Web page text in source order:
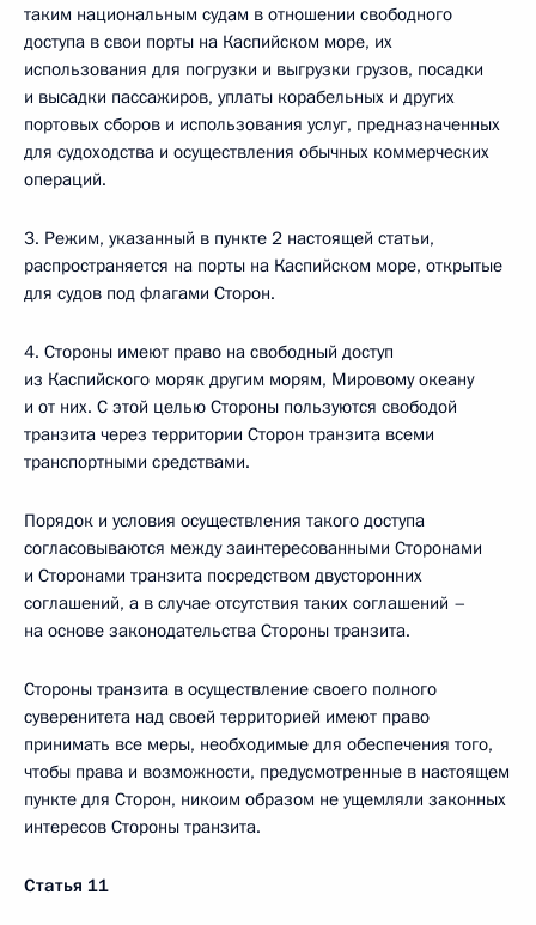
таким национальным судам в отношении свободного
доступа в свои порты на Каспийском море, их
использования для погрузки и выгрузки грузов, посадки
и высадки пассажиров, уплаты корабельных и других
портовых сборов и использования услуг, предназначенных
для судоходства и осуществления обычных коммерческих
операций.
3. Режим, указанный в пункте 2 настоящей статьи,
распространяется на порты на Каспийском море, открытые
для судов под флагами Сторон.
4. Стороны имеют право на свободный доступ
из Каспийского моряк другим морям, Мировому океану
и от них. С этой целью Стороны пользуются свободой
транзита через территории Сторон транзита всеми
транспортными средствами.
Порядок и условия осуществления такого доступа
согласовываются между заинтересованными Сторонами
и Сторонами транзита посредством двусторонних
соглашений, а в случае отсутствия таких соглашений –
на основе законодательства Стороны транзита.
Стороны транзита в осуществление своего полного
суверенитета над своей территорией имеют право
принимать все меры, необходимые для обеспечения того,
чтобы права и возможности, предусмотренные в настоящем
пункте для Сторон, никоим образом не ущемляли законных
интересов Стороны транзита.
Статья 11